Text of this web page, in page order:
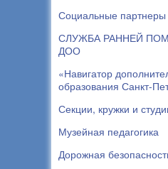
Социальные партнеры
СЛУЖБА РАННЕЙ
ДОО
«Навигатор
образования Санкт-
Секции, кружки и
Музейная педагогика
Дорожная